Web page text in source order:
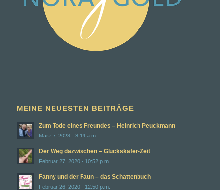
MEINE NEUESTEN BEITRÄGE
Zum Tode eines Freundes – Heinrich Peuckmann
März 7, 2023 - 8:14 a.m.
Der Weg dazwischen – Glückskäfer-Zeit
Februar 27, 2020 - 10:52 p.m.
Fanny und der Faun – das Schattenbuch
Februar 26, 2020 - 12:50 p.m.